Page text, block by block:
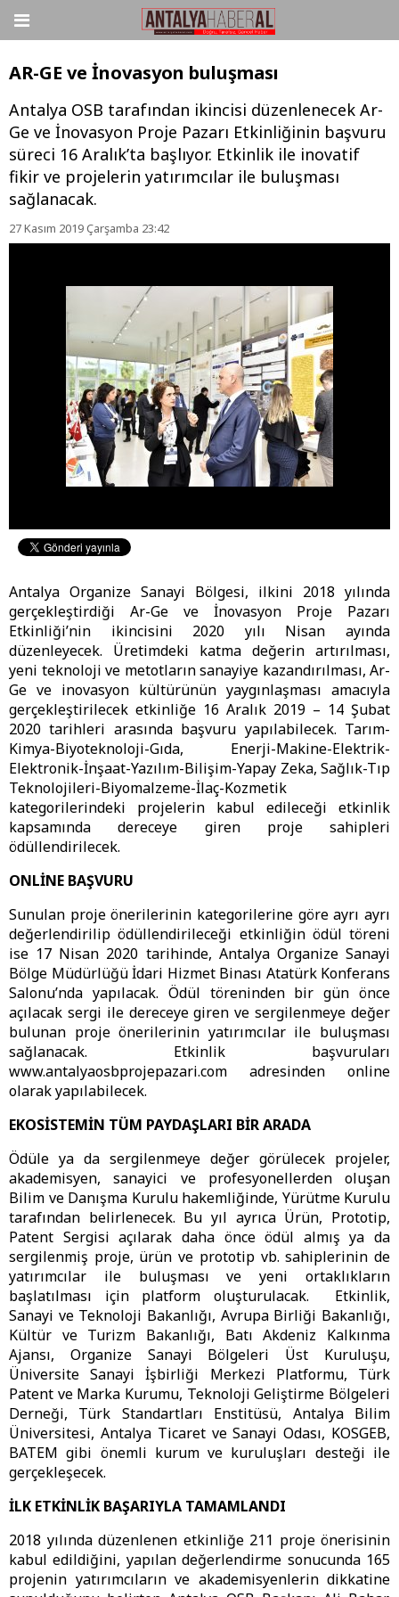
AR-GE ve İnovasyon buluşması
Antalya OSB tarafından ikincisi düzenlenecek Ar-
Ge ve İnovasyon Proje Pazarı Etkinliğinin başvuru
süreci 16 Aralık’ta başlıyor. Etkinlik ile inovatif
fikir ve projelerin yatırımcılar ile buluşması
sağlanacak.
27 Kasım 2019 Çarşamba 23:42
Antalya Organize Sanayi Bölgesi, ilkini 2018 yılında
gerçekleştirdiği Ar-Ge ve İnovasyon Proje Pazarı
Etkinliği’nin ikincisini 2020 yılı Nisan ayında
düzenleyecek. Üretimdeki katma değerin artırılması,
yeni teknoloji ve metotların sanayiye kazandırılması, Ar-
Ge ve inovasyon kültürünün yaygınlaşması amacıyla
gerçekleştirilecek etkinliğe 16 Aralık 2019 – 14 Şubat
2020 tarihleri arasında başvuru yapılabilecek. Tarım-
Kimya-Biyoteknoloji-Gıda, Enerji-Makine-Elektrik-
Elektronik-İnşaat-Yazılım-Bilişim-Yapay Zeka, Sağlık-Tıp
Teknolojileri-Biyomalzeme-İlaç-Kozmetik
kategorilerindeki projelerin kabul edileceği etkinlik
kapsamında dereceye giren proje sahipleri
ödüllendirilecek.
ONLİNE BAŞVURU
Sunulan proje önerilerinin kategorilerine göre ayrı ayrı
değerlendirilip ödüllendirileceği etkinliğin ödül töreni
ise 17 Nisan 2020 tarihinde, Antalya Organize Sanayi
Bölge Müdürlüğü İdari Hizmet Binası Atatürk Konferans
Salonu’nda yapılacak. Ödül töreninden bir gün önce
açılacak sergi ile dereceye giren ve sergilenmeye değer
bulunan proje önerilerinin yatırımcılar ile buluşması
sağlanacak. Etkinlik başvuruları
www.antalyaosbprojepazari.com adresinden online
olarak yapılabilecek.
EKOSİSTEMİN TÜM PAYDAŞLARI BİR ARADA
Ödüle ya da sergilenmeye değer görülecek projeler,
akademisyen, sanayici ve profesyonellerden oluşan
Bilim ve Danışma Kurulu hakemliğinde, Yürütme Kurulu
tarafından belirlenecek. Bu yıl ayrıca Ürün, Prototip,
Patent Sergisi açılarak daha önce ödül almış ya da
sergilenmiş proje, ürün ve prototip vb. sahiplerinin de
yatırımcılar ile buluşması ve yeni ortaklıkların
başlatılması için platform oluşturulacak. Etkinlik,
Sanayi ve Teknoloji Bakanlığı, Avrupa Birliği Bakanlığı,
Kültür ve Turizm Bakanlığı, Batı Akdeniz Kalkınma
Ajansı, Organize Sanayi Bölgeleri Üst Kuruluşu,
Üniversite Sanayi İşbirliği Merkezi Platformu, Türk
Patent ve Marka Kurumu, Teknoloji Geliştirme Bölgeleri
Derneği, Türk Standartları Enstitüsü, Antalya Bilim
Üniversitesi, Antalya Ticaret ve Sanayi Odası, KOSGEB,
BATEM gibi önemli kurum ve kuruluşları desteği ile
gerçekleşecek.
İLK ETKİNLİK BAŞARIYLA TAMAMLANDI
2018 yılında düzenlenen etkinliğe 211 proje önerisinin
kabul edildiğini, yapılan değerlendirme sonucunda 165
projenin yatırımcıların ve akademisyenlerin dikkatine